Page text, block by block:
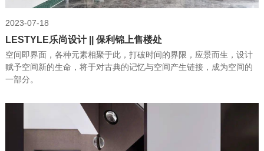
2023-07-18
LESTYLE乐尚设计 || 保利锦上售楼处
空间即界面，各种元素相聚于此，打破时间的界限，应景而生，设计
赋予空间新的生命，将于对古典的记忆与空间产生链接，成为空间的
一部分。